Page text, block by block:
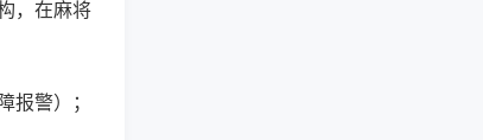
，在麻将
警）；